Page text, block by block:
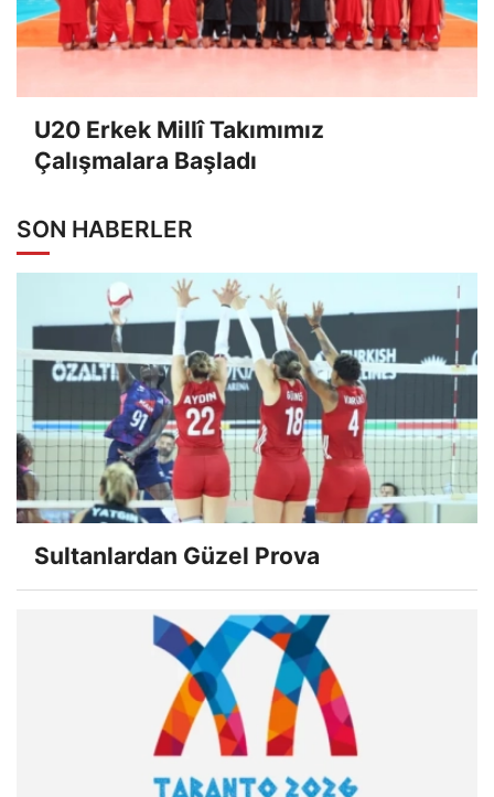
U20 Erkek Millî Takımımız
Çalışmalara Başladı
SON HABERLER
Sultanlardan Güzel Prova